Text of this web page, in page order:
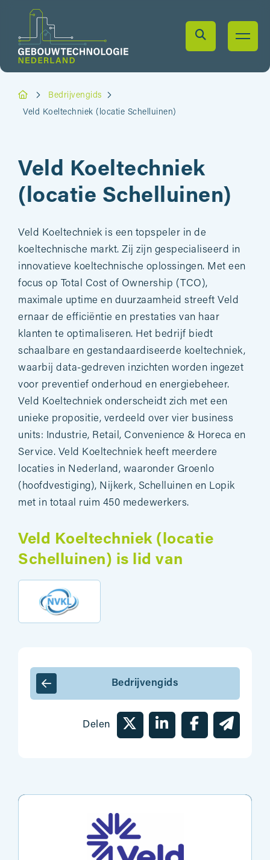
Bedrijvengids
Veld Koeltechniek (locatie Schelluinen)
Veld Koeltechniek
(locatie Schelluinen)
Veld Koeltechniek is een topspeler in de
koeltechnische markt. Zij zijn gespecialiseerd in
innovatieve koeltechnische oplossingen. Met een
focus op Total Cost of Ownership (TCO),
maximale uptime en duurzaamheid streeft Veld
ernaar de efficiëntie en prestaties van haar
klanten te optimaliseren. Het bedrijf biedt
schaalbare en gestandaardiseerde koeltechniek,
waarbij data-gedreven inzichten worden ingezet
voor preventief onderhoud en energiebeheer.
Veld Koeltechniek onderscheidt zich met een
unieke propositie, verdeeld over vier business
units: Industrie, Retail, Convenience & Horeca en
Service. Veld Koeltechniek heeft meerdere
locaties in Nederland, waaronder Groenlo
(hoofdvestiging), Nijkerk, Schelluinen en Lopik
met in totaal ruim 450 medewerkers.
Veld Koeltechniek (locatie
Schelluinen) is lid van
Bedrijvengids
Delen